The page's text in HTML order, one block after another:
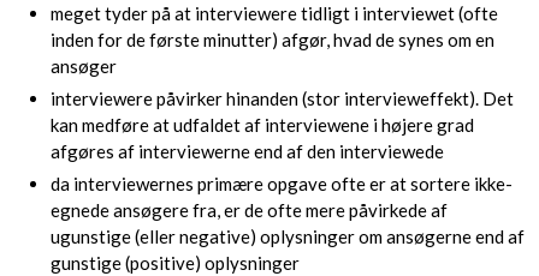
meget tyder på at interviewere tidligt i interviewet (ofte
inden for de første minutter) afgør, hvad de synes om en
ansøger
interviewere påvirker hinanden (stor intervieweffekt). Det
kan medføre at udfaldet af interviewene i højere grad
afgøres af interviewerne end af den interviewede
da interviewernes primære opgave ofte er at sortere ikke-
egnede ansøgere fra, er de ofte mere påvirkede af
ugunstige (eller negative) oplysninger om ansøgerne end af
gunstige (positive) oplysninger